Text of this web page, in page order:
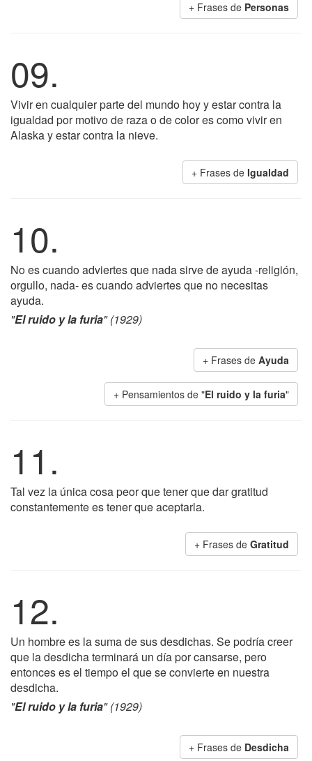
+ Frases de Personas
09.
Vivir en cualquier parte del mundo hoy y estar contra la
igualdad por motivo de raza o de color es como vivir en
Alaska y estar contra la nieve.
+ Frases de Igualdad
10.
No es cuando adviertes que nada sirve de ayuda -religión,
orgullo, nada- es cuando adviertes que no necesitas
ayuda.
"El ruido y la furia" (1929)
+ Frases de Ayuda
+ Pensamientos de "El ruido y la furia"
11.
Tal vez la única cosa peor que tener que dar gratitud
constantemente es tener que aceptarla.
+ Frases de Gratitud
12.
Un hombre es la suma de sus desdichas. Se podría creer
que la desdicha terminará un día por cansarse, pero
entonces es el tiempo el que se convierte en nuestra
desdicha.
"El ruido y la furia" (1929)
+ Frases de Desdicha